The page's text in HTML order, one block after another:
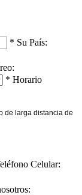
* Su País:
* Horario
de larga distancia de
Celular: